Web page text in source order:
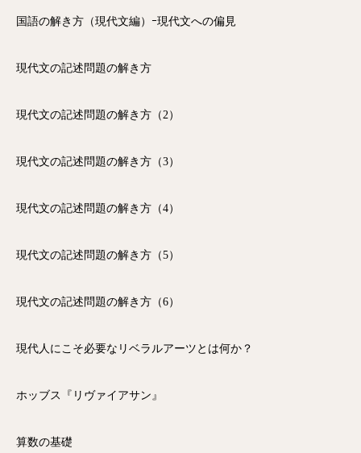
国語の解き方（現代文編）ｰ現代文への偏見
現代文の記述問題の解き方
現代文の記述問題の解き方（2）
現代文の記述問題の解き方（3）
現代文の記述問題の解き方（4）
現代文の記述問題の解き方（5）
現代文の記述問題の解き方（6）
現代人にこそ必要なリベラルアーツとは何か？
ホッブス『リヴァイアサン』
算数の基礎